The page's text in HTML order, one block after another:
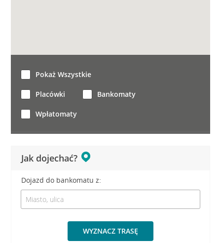
Jak dojechać?
Dojazd do bankomatu z:
WYZNACZ TRASĘ
Pokaż Wszystkie
Placówki Bankomaty
Wpłatomaty